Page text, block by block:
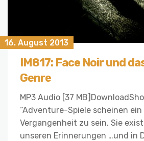
16. August 2013
IM817: Face Noir und
Genre
MP3 Audio [37
“Adventure-Spiele scheinen
Vergangenheit zu sein. Sie
unseren Erinnerungen …und in